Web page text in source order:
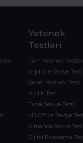
Yetenek
Testleri
Tüm Yetenek Testleri
İngilizce Seviye Testi
Genel Yetenek Testi
Kişilik Testi
Excel Seviye Testi
MS Office Seviye
Almanca Seviye Testi
Dijital Pazarlama